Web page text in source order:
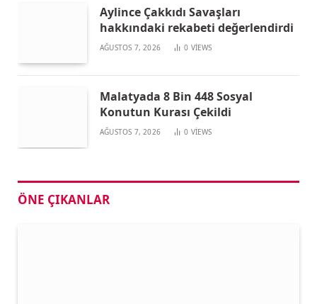
Aylince Çakkıdı Savaşları
hakkındaki rekabeti değerlendirdi
AĞUSTOS 7, 2026 0 VIEWS
Malatyada 8 Bin 448 Sosyal
Konutun Kurası Çekildi
AĞUSTOS 7, 2026 0 VIEWS
ÖNE ÇIKANLAR